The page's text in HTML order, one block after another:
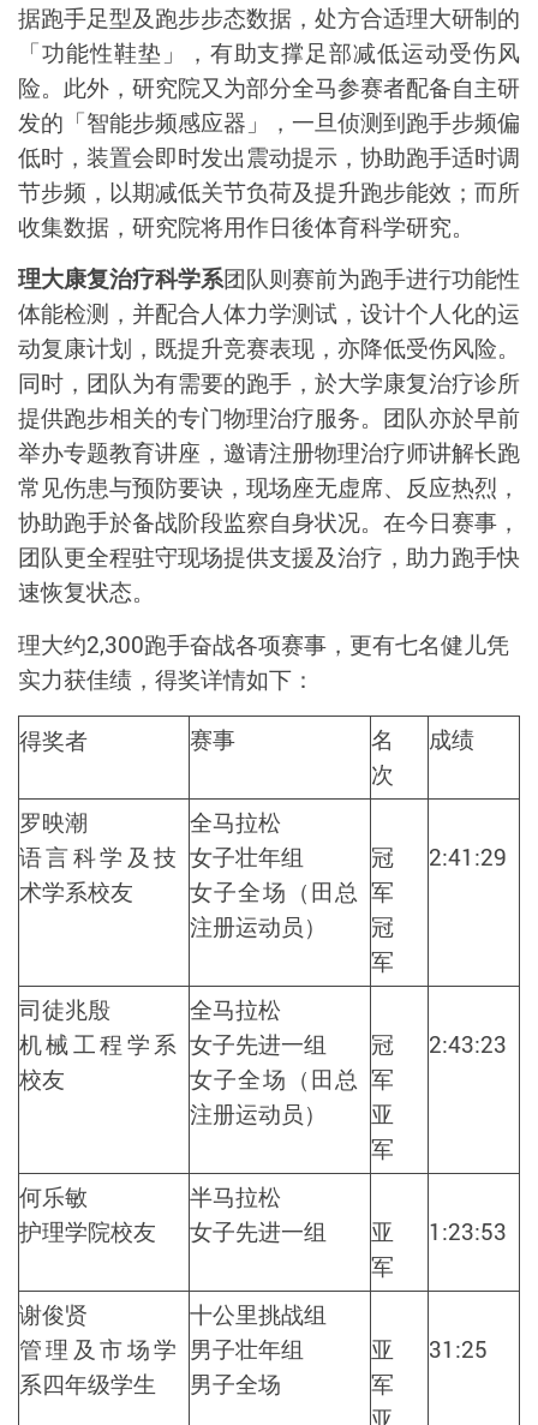
据跑手足型及跑步步态数据，处方合适理大研制的
「功能性鞋垫」，有助支撑足部减低运动受伤风
险。此外，研究院又为部分全马参赛者配备自主研
发的「智能步频感应器」，一旦侦测到跑手步频偏
低时，装置会即时发出震动提示，协助跑手适时调
节步频，以期减低关节负荷及提升跑步能效；而所
收集数据，研究院将用作日後体育科学研究。
理大康复治疗科学系团队则赛前为跑手进行功能性
体能检测，并配合人体力学测试，设计个人化的运
动复康计划，既提升竞赛表现，亦降低受伤风险。
同时，团队为有需要的跑手，於大学康复治疗诊所
提供跑步相关的专门物理治疗服务。团队亦於早前
举办专题教育讲座，邀请注册物理治疗师讲解长跑
常见伤患与预防要诀，现场座无虚席、反应热烈，
协助跑手於备战阶段监察自身状况。在今日赛事，
团队更全程驻守现场提供支援及治疗，助力跑手快
速恢复状态。
理大约2,300跑手奋战各项赛事，更有七名健儿凭
实力获佳绩，得奖详情如下：
得奖者
赛事
名
次
成绩
罗映潮
语言科学及技
术学系校友
全马拉松
女子壮年组
女子全场（田总
注册运动员）
冠
军
冠
军
2:41:29
司徒兆殷
机械工程学系
校友
全马拉松
女子先进一组
女子全场（田总
注册运动员）
冠
军
亚
军
2:43:23
何乐敏
护理学院校友
半马拉松
女子先进一组
亚
军
1:23:53
谢俊贤
管理及市场学
系四年级学生
十公里挑战组
男子壮年组
男子全场
亚
军
31:25